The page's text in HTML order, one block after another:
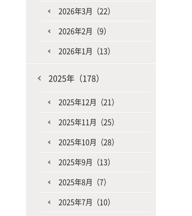
2026年3月（22）
2026年2月（9）
2026年1月（13）
2025年（178）
2025年12月（21）
2025年11月（25）
2025年10月（28）
2025年9月（13）
2025年8月（7）
2025年7月（10）